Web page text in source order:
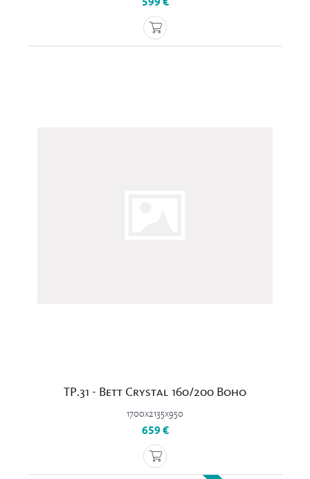
599 €
TP.31 - Bett Crystal 160/200 Boho
1700x2135x950
659 €